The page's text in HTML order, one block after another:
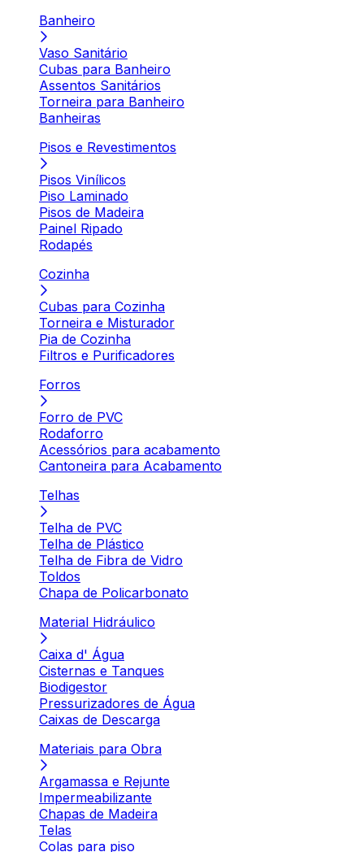
Banheiro
Vaso Sanitário
Cubas para Banheiro
Assentos Sanitários
Torneira para Banheiro
Banheiras
Pisos e Revestimentos
Pisos Vinílicos
Piso Laminado
Pisos de Madeira
Painel Ripado
Rodapés
Cozinha
Cubas para Cozinha
Torneira e Misturador
Pia de Cozinha
Filtros e Purificadores
Forros
Forro de PVC
Rodaforro
Acessórios para acabamento
Cantoneira para Acabamento
Telhas
Telha de PVC
Telha de Plástico
Telha de Fibra de Vidro
Toldos
Chapa de Policarbonato
Material Hidráulico
Caixa d' Água
Cisternas e Tanques
Biodigestor
Pressurizadores de Água
Caixas de Descarga
Materiais para Obra
Argamassa e Rejunte
Impermeabilizante
Chapas de Madeira
Telas
Colas para piso